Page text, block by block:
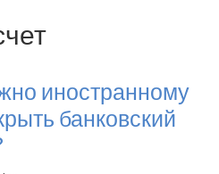
иностранному
банковский